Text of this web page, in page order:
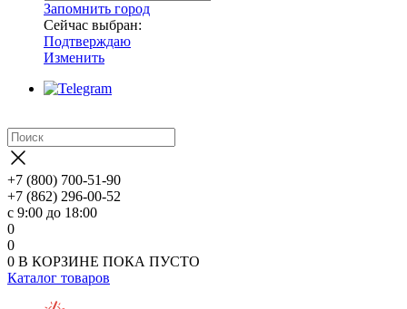
Запомнить город
Сейчас выбран:
Подтверждаю
Изменить
+7 (800) 700-51-90
+7 (862) 296-00-52
с 9:00 до 18:00
0
0
0 В КОРЗИНЕ ПОКА ПУСТО
Каталог товаров